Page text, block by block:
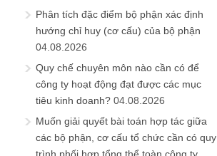
Phân tích đặc điểm bộ phận xác định
hướng chỉ huy (cơ cấu) của bộ phận
04.08.2026
Quy chế chuyên môn nào cần có để
công ty hoạt động đạt được các mục
tiêu kinh doanh? 04.08.2026
Muốn giải quyết bài toán hợp tác giữa
các bộ phận, cơ cấu tổ chức cần có quy